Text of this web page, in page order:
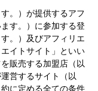
。）が提供するアフ
す。）に参加する登
。）及びアフィリエ
イトサイト」といい
販売する加盟店（以
営するサイト（以
に定める全ての条件